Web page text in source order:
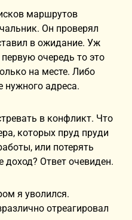
маршрутов
Он проверял
в ожидание. Уж
очередь то это
на месте. Либо
нужного адреса.
в конфликт. Что
которых пруд пруди
или потерять
доход? Ответ очевиден.
я уволился.
отреагировал